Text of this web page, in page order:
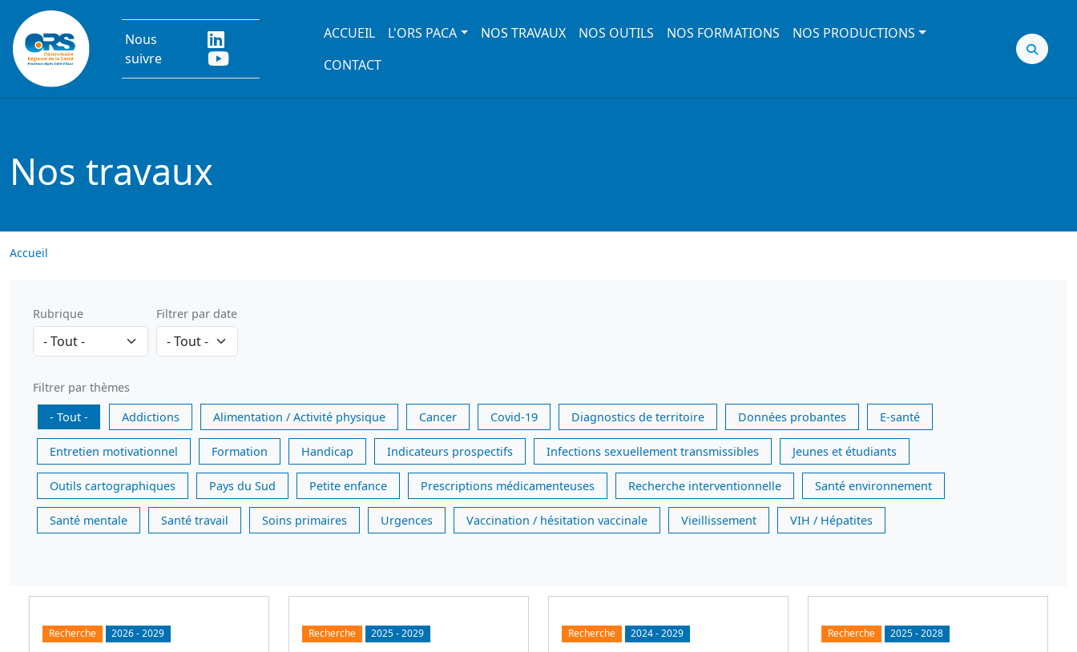
Aller au contenu principal
Nous
suivre
Main navigation
ACCUEIL L'ORS PACA NOS TRAVAUX NOS OUTILS NOS FORMATIONS
NOS PRODUCTIONS
CONTACT
Nos travaux
Accueil
Rubrique Filtrer par date
Filtrer par thèmes
- Tout -
Addictions Alimentation / Activité physique Cancer Covid-19 Diagnostics de territoire Données probantes E-santé
Entretien motivationnel Formation Handicap Indicateurs prospectifs Infections sexuellement transmissibles Jeunes et étudiants
Outils cartographiques Pays du Sud Petite enfance Prescriptions médicamenteuses Recherche interventionnelle Santé environnement
Santé mentale Santé travail Soins primaires Urgences Vaccination / hésitation vaccinale Vieillissement VIH / Hépatites
Recherche 2026-2029 Recherche 2025-2029 Recherche 2024-2029 Recherche 2025-2028